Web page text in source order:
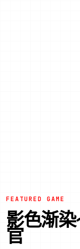
FEATURED GAME
影色渐
官